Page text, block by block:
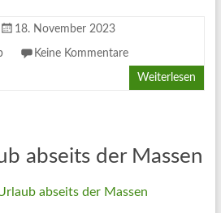
18. November 2023
Keine Kommentare
Weiterlesen
abseits der Massen